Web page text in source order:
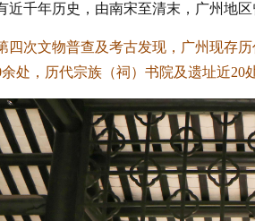
近千年历史，由南宋至清末，广州地
四次文物普查及考古发现，广州现存
处，历代宗族（祠）书院及遗址近20